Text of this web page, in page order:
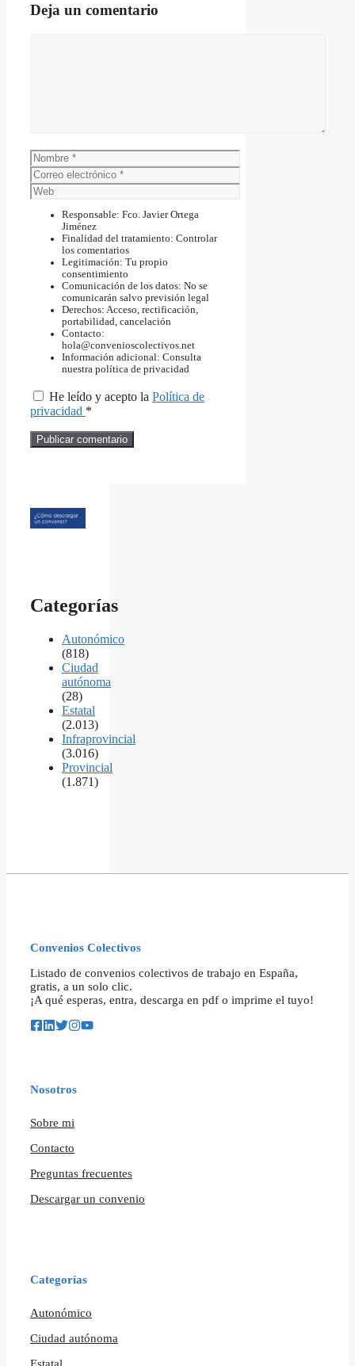
Deja un comentario
Nombre
Correo
electrónico
Web
Responsable: Fco. Javier Ortega
Jiménez
Finalidad del tratamiento: Controlar
los comentarios
Legitimación: Tu propio
consentimiento
Comunicación de los datos: No se
comunicarán salvo previsión legal
Derechos: Acceso, rectificación,
portabilidad, cancelación
Contacto:
hola@convenioscolectivos.net
Información adicional: Consulta
nuestra política de privacidad
He leído y acepto la Política de
privacidad *
Categorías
Autonómico
(818)
Ciudad
autónoma
(28)
Estatal
(2.013)
Infraprovincial
(3.016)
Provincial
(1.871)
Convenios Colectivos
Listado de convenios colectivos de trabajo en España,
gratis, a un solo clic.
¡A qué esperas, entra, descarga en pdf o imprime el tuyo!
Nosotros
Sobre mi
Contacto
Preguntas frecuentes
Descargar un convenio
Categorías
Autonómico
Ciudad autónoma